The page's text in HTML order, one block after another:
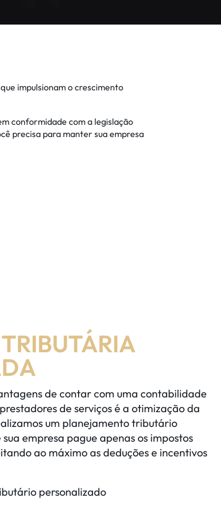
impulsionam o crescimento
conformidade com a legislação
precisa para manter sua empresa
de contar com uma contabilidade
de serviços é a otimização da
um planejamento tributário
empresa pague apenas os impostos
ao máximo as deduções e incentivos
personalizado